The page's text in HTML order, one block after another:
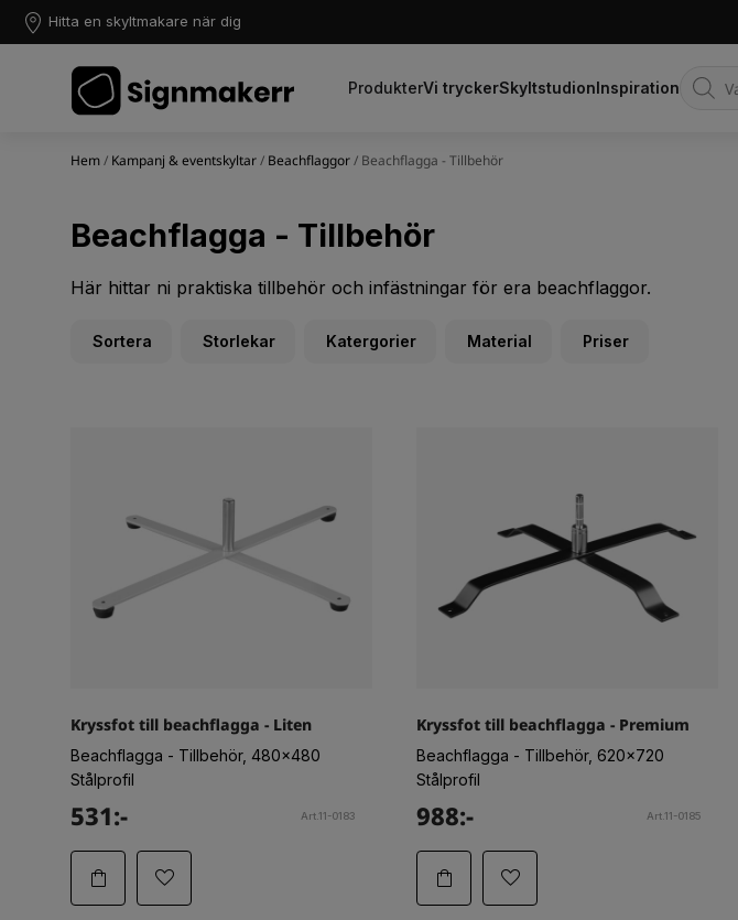
Hitta en skyltmakare när dig
ProdukterVi tryckerSkyltstudionInspiration Products
search
Hem/ Kampanj & eventskyltar/ Beachflaggor/ Beachflagga - Tillbehör
Beachflagga - Tillbehör
Här hittar ni praktiska tillbehör och infästningar för era beachflaggor.
Sortera Storlekar Katergorier Material Priser
Kryssfot till beachflagga - Liten
Beachflagga - Tillbehör, 480x480
Stålprofil
531:- Art.11-0183
Kryssfot till beachflagga - Premium
Beachflagga - Tillbehör, 620x720
Stålprofil
988:- Art.11-0185